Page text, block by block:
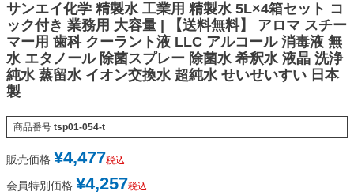
サンエイ化学 精製水 工業用 精製水 5L×4箱セット コ
ック付き 業務用 大容量 | 【送料無料】 アロマ スチー
マー用 歯科 クーラント液 LLC アルコール 消毒液 無
水 エタノール 除菌スプレー 除菌水 希釈水 液晶 洗浄
純水 蒸留水 イオン交換水 超純水 せいせいすい 日本
製
商品番号 tsp01-054-t
販売価格 ¥4,477税込
会員特別価格 ¥4,257税込